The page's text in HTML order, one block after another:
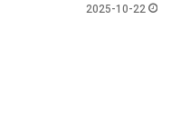
2025-10-22